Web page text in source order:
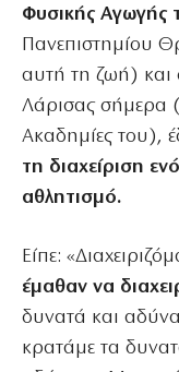
Φυσικής Αγωγής
Πανεπιστημίου
αυτή τη ζωή)
Λάρισας σήμερα
Ακαδημίες του),
τη διαχείριση
αθλητισμό.
Είπε:
έμαθαν να
δυνατά και
κρατάμε τα